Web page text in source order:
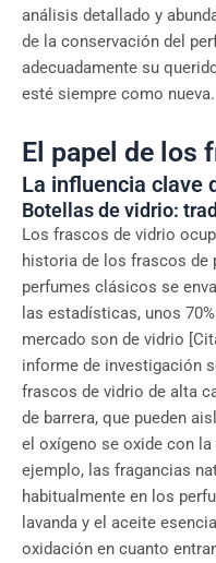
análisis detallado y
de la conservación del
adecuadamente su
esté siempre como nueva.
El papel de los
La influencia clave
Botellas de vidrio:
Los frascos de vidrio
historia de los frascos de
perfumes clásicos se
las estadísticas, unos
mercado son de vidrio
informe de investigación
frascos de vidrio de alta
de barrera, que pueden
el oxígeno se oxide con
ejemplo, las fragancias
habitualmente en los
lavanda y el aceite
oxidación en cuanto